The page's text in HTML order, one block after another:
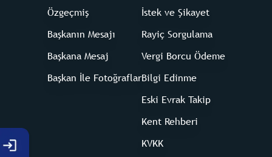
Özgeçmiş
Başkanın Mesajı
Başkana Mesaj
Başkan İle Fotoğraflar
İstek ve Şikayet
Rayiç Sorgulama
Vergi Borcu Ödeme
Bilgi Edinme
Eski Evrak Takip
Kent Rehberi
KVKK